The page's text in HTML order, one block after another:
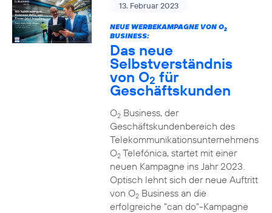
13. Februar 2023
NEUE WERBEKAMPAGNE VON O2
BUSINESS:
Das neue
Selbstverständnis
von O2 für
Geschäftskunden
O2Business, der
Geschäftskundenbereich des
Telekommunikationsunternehmens
O2Telefónica, startet mit einer
neuen Kampagne ins Jahr 2023.
Optisch lehnt sich der neue Auftritt
von O2Business an die
erfolgreiche "can do"-Kampagne